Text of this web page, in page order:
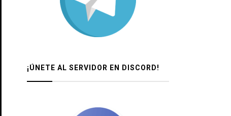
¡ÚNETE AL SERVIDOR EN DISCORD!